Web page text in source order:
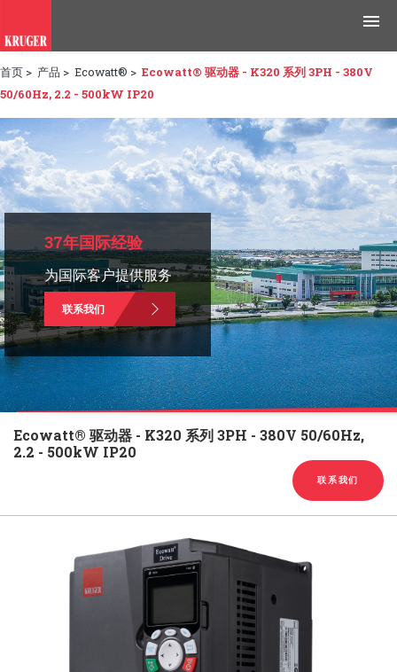
产品
应用领域
工具与资源
新闻媒体
为什么选择科禄格
招聘
联系我们
English | Chinese
首页 > 产品 > Ecowatt® > Ecowatt® 驱动器 - K320 系列 3PH - 380V
50/60Hz, 2.2 - 500kW IP20
37年国际经验
为国际客户提供服务
联系我们
Ecowatt® 驱动器 - K320 系列 3PH - 380V 50/60Hz,
2.2 - 500kW IP20
联系我们